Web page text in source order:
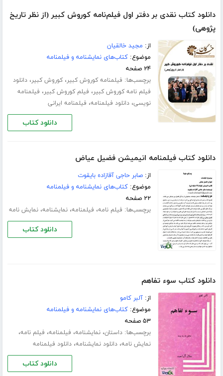
دانلود کتاب نقدی بر دفتر اول فیلم‌نامه کوروش کبیر (از نظر تاریخ
پژوهی)
از: مجید خالقیان
موضوع:کتاب‌های نمایشنامه و فیلمنامه
۲۴ صفحه
برچسب‌ها: فیلمنامه کوروش کبیر،کوروش کبیر،دانلود
فیلم نامه کوروش کبیر، فیلم کوروش کبیر، فیلمنامه
نویسی،دانلود فیلمنامه، فیلمنامه ایرانی
دانلود کتاب
دانلود کتاب فیلمنامه انیمیشن فضیل عیاض
از:صابر حاجی آقازاده بایقوت
موضوع:کتاب‌های نمایشنامه و فیلمنامه
۲۲ صفحه
برچسب‌ها: فیلم نامه، فیلمنامه،نمایشنامه،نمایش نامه
دانلود کتاب
دانلود کتاب سوء تفاهم
از:آلبر کامو
موضوع:کتاب‌های نمایشنامه و فیلمنامه
۵۳ صفحه
برچسب‌ها:داستان،نمایشنامه، فیلمنامه، فیلم نامه،
نمایش نامه،دانلود نمایشنامه،دانلود فیلمنامه
دانلود کتاب